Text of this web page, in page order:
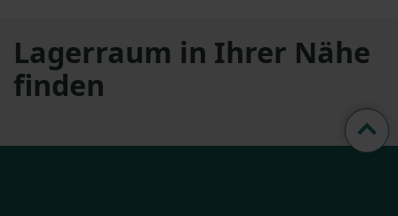
Lagerraum in Ihrer Nähe
finden